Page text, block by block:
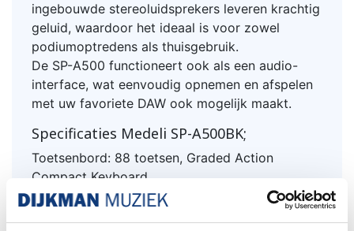
ingebouwde stereoluidsprekers leveren krachtig
geluid, waardoor het ideaal is voor zowel
podiumoptredens als thuisgebruik.
De SP-A500 functioneert ook als een audio-
interface, wat eenvoudig opnemen en afspelen
met uw favoriete DAW ook mogelijk maakt.
Specificaties Medeli SP-A500BK;
Toetsenbord: 88 toetsen, Graded Action
Compact Keyboard
Aanslagrespons: UIT / Zacht 1 / Zacht 2 /